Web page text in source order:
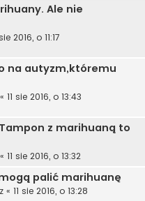
Ale nie
2016, o 11:17
na autyzm,któremu
« 11 sie 2016, o 13:43
z marihuaną to
« 11 sie 2016, o 13:32
palić marihuanę
« 11 sie 2016, o 13:28